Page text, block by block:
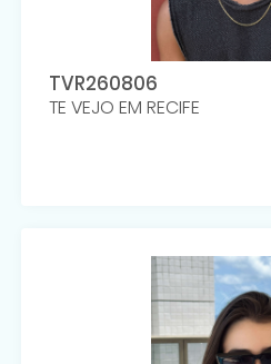
TVR260806
TE VEJO EM RECIFE